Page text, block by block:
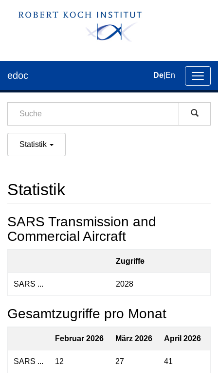
der
edoc De En
Statistik
Statistik
SARS Transmission and
Commercial Aircraft
Zugriffe
SARS ... 2028
Gesamtzugriffe pro Monat
Februar 2026 März 2026 April 2026
SARS ... 12 27 41